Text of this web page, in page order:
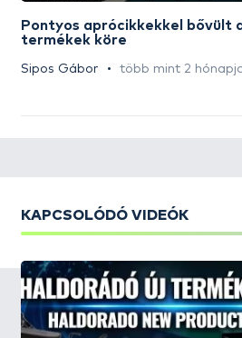
Pontyos aprócikkekkel bővült
termékek köre
Sipos Gábor több mint 2
KAPCSOLÓDÓ VIDEÓK